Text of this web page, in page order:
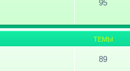
95
ТЕМЫ
89